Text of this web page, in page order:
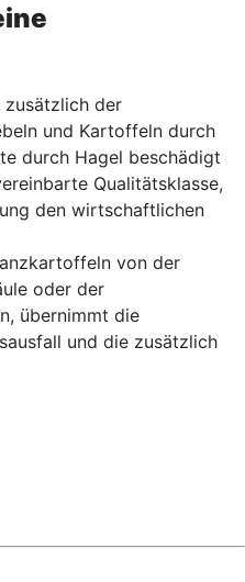
zusätzlich der
und Kartoffeln durch
durch Hagel beschädigt
Qualitätsklasse,
den wirtschaftlichen
von der
oder der
übernimmt die
und die zusätzlich